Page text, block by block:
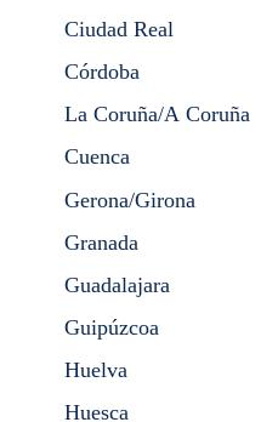
Ciudad Real
Córdoba
La Coruña/A Coruña
Cuenca
Gerona/Girona
Granada
Guadalajara
Guipúzcoa
Huelva
Huesca